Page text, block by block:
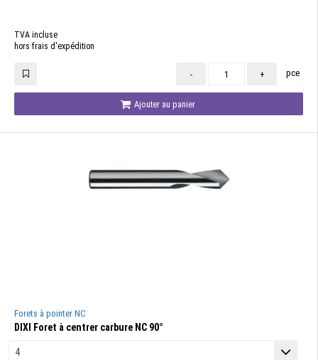
TVA incluse
hors frais d'expédition
- + pce
Ajouter au panier
Forets à pointer NC
DIXI Foret à centrer carbure NC 90°